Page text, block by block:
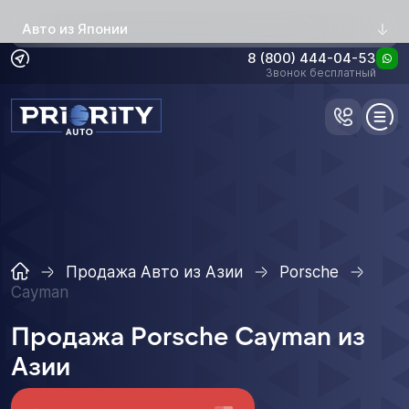
Авто из Японии
8 (800) 444-04-53
Звонок бесплатный
Продажа Авто из Азии
Porsche
Cayman
Продажа Porsche Cayman из
Азии